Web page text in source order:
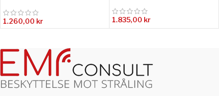
1.260,00 kr 1.835,00 kr